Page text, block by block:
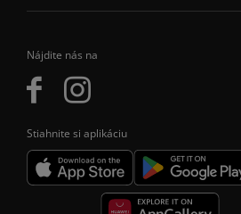
Nájdite nás na
Stiahnite si aplikáciu